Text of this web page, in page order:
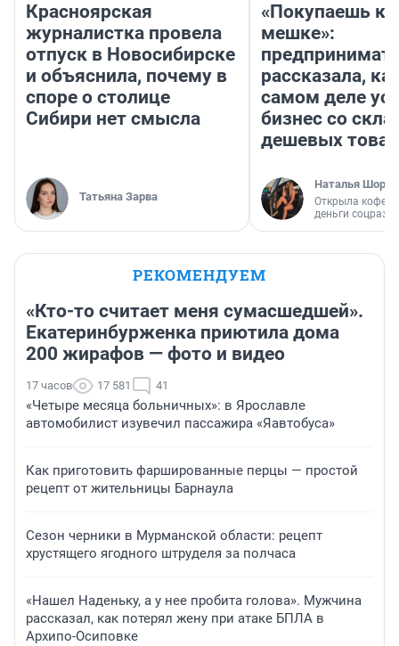
Красноярская
журналистка провела
отпуск в Новосибирске
и объяснила, почему в
споре о столице
Сибири нет смысла
Татьяна Зарва
«Покупаешь
мешке»:
рассказала,
самом деле
бизнес со
дешевых
Наталья
Открыла
деньги
РЕКОМЕНДУЕМ
«Кто-то считает меня сумасшедшей».
Екатеринбурженка приютила дома
200 жирафов — фото и видео
17 часов 17 581 41
«Четыре месяца больничных»: в Ярославле
автомобилист изувечил пассажира «Яавтобуса»
Как приготовить фаршированные перцы — простой
рецепт от жительницы Барнаула
Сезон черники в Мурманской области: рецепт
хрустящего ягодного штруделя за полчаса
«Нашел Наденьку, а у нее пробита голова». Мужчина
рассказал, как потерял жену при атаке БПЛА в
Архипо-Осиповке